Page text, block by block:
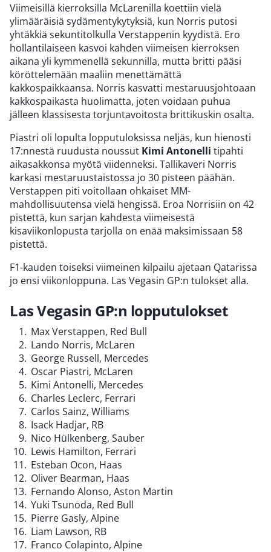
Viimeisillä kierroksilla McLarenilla koettiin vielä
ylimääräisiä sydämentykytyksiä, kun Norris putosi
yhtäkkiä sekuntitolkulla Verstappenin kyydistä. Ero
hollantilaiseen kasvoi kahden viimeisen kierroksen
aikana yli kymmenellä sekunnilla, mutta britti pääsi
köröttelemään maaliin menettämättä
kakkospaikkaansa. Norris kasvatti mestaruusjohtoaan
kakkospaikasta huolimatta, joten voidaan puhua
jälleen klassisesta torjuntavoitosta brittikuskin osalta.
Piastri oli lopulta lopputuloksissa neljäs, kun hienosti
17:nnestä ruudusta noussut Kimi Antonelli tipahti
aikasakkonsa myötä viidenneksi. Tallikaveri Norris
karkasi mestaruustaistossa jo 30 pisteen päähän.
Verstappen piti voitollaan ohkaiset MM-
mahdollisuutensa vielä hengissä. Eroa Norrisiin on 42
pistettä, kun sarjan kahdesta viimeisestä
kisaviikonlopusta tarjolla on enää maksimissaan 58
pistettä.
F1-kauden toiseksi viimeinen kilpailu ajetaan Qatarissa
jo ensi viikonloppuna. Las Vegasin GP:n tulokset alla.
Las Vegasin GP:n lopputulokset
Max Verstappen, Red Bull
Lando Norris, McLaren
George Russell, Mercedes
Oscar Piastri, McLaren
Kimi Antonelli, Mercedes
Charles Leclerc, Ferrari
Carlos Sainz, Williams
Isack Hadjar, RB
Nico Hülkenberg, Sauber
Lewis Hamilton, Ferrari
Esteban Ocon, Haas
Oliver Bearman, Haas
Fernando Alonso, Aston Martin
Yuki Tsunoda, Red Bull
Pierre Gasly, Alpine
Liam Lawson, RB
Franco Colapinto, Alpine